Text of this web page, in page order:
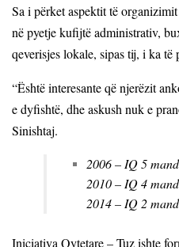
Sa i përket aspektit të
në pyetje kufijtë administrativ,
qeverisjes lokale, sipas tij, i ka të
“Është interesante që njerëzit
e dyfishtë, dhe askush nuk e
Sinishtaj.
2006 – IQ 5
2010 – IQ 4
2014 – IQ 2
Iniciativa Qytetare – Tuz ishte